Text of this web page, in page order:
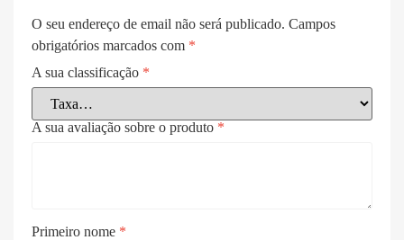
O seu endereço de email não será publicado. Campos
obrigatórios marcados com *
A sua classificação *
A sua avaliação sobre o produto *
Primeiro nome *